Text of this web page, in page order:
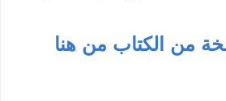
من الكتاب من هنا